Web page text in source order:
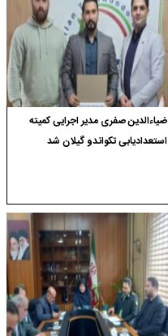
ضیاءالدین صفری مدیر اجرایی کمیته
استعدادیابی تکواندو گیلان شد